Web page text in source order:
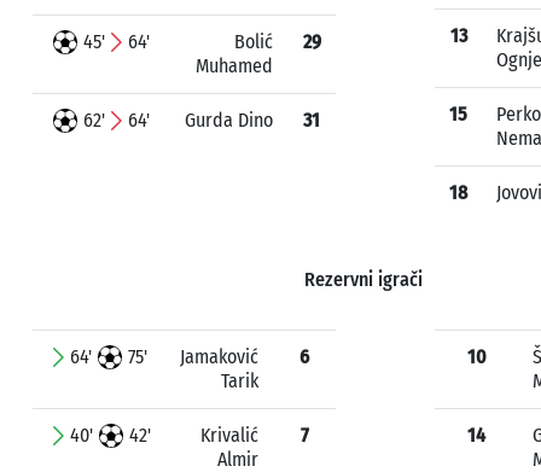
45' 64'
Bolić
Muhamed
29
62' 64' Gurda Dino 31
13
15
18
Rezervni igrači
64' 75'
Jamaković
Tarik
6
40' 42'
Krivalić
Almir
7
10
14